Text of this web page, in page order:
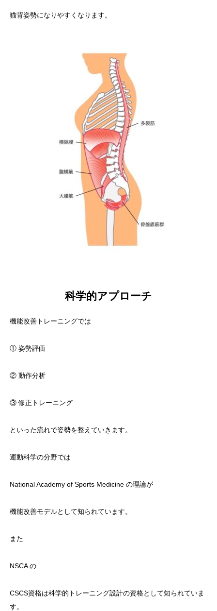
猫背姿勢になりやすくなります。
科学的アプローチ
機能改善トレーニングでは
① 姿勢評価
② 動作分析
③ 修正トレーニング
といった流れで姿勢を整えていきます。
運動科学の分野では
National Academy of Sports Medicine の理論が
機能改善モデルとして知られています。
また
NSCA の
CSCS資格は科学的トレーニング設計の資格として知られていま
す。